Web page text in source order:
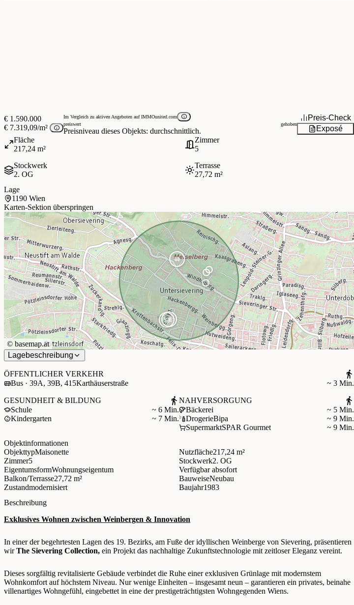
€ 1.590.000
€ 7.319,09/m²
Im Vergleich zu aktiven Angeboten auf IMMOunited.com
preiswert
gehoben
Preisniveau dieses Objekts: durchschnittlich.
Preis-Check
Exposé
Fläche
217,24 m²
Zimmer
5
Stockwerk
2. OG
Terrasse
27,72 m²
Lage
1190 Wien
Karten-Sektion überspringen
+
−
© basemap.at
Lagebeschreibung
ÖFFENTLICHER VERKEHR
Bus · 39A, 39B, 415Karthäuserstraße ~ 3 Min.
GESUNDHEIT & BILDUNG
Schule
~ 6 Min.
Kindergarten
~ 7 Min.
NAHVERSORGUNG
Bäckerei
~ 5 Min.
DrogerieBipa
~ 9 Min.
SupermarktSPAR Gourmet
~ 9 Min.
Objektinformationen
ObjekttypMaisonette Nutzfläche217,24 m²
Zimmer5 Stockwerk2. OG
EigentumsformWohnungseigentum Verfügbar absofort
Balkon/Terrasse27,72 m² BauweiseNeubau
Zustandmodernisiert Baujahr1983
Beschreibung
Exklusives Wohnen zwischen Weinbergen & Innovation
In einer der begehrtesten Lagen des 19. Bezirks, am Fuße der idyllischen Weinberge von Sievering, präsentieren
wirThe Sievering Collection, ein Projekt das nachhaltige Zukunftstechnologie mit zeitloser Eleganz vereint.
Dieses sorgfältig revitalisierte Gebäude verbindet die Ruhe einer exklusiven Grünlage mit modernstem
Wohnkomfort auf höchstem Niveau. Nur wenige Einheiten – insgesamt neun – garantieren ein privates, beinahe
villenartiges Wohngefühl, eingebettet in eine der prestigeträchtigsten Wohngegenden Wiens.